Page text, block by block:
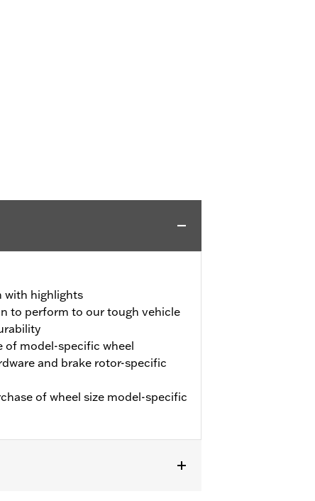
with highlights
to perform to our tough vehicle
of model-specific wheel
and brake rotor-specific
of wheel size model-specific